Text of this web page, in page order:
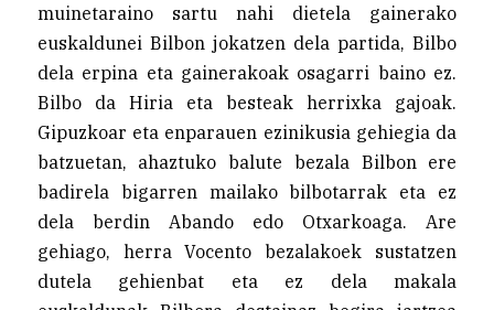
muinetaraino sartu nahi dietela gainerako
euskaldunei Bilbon jokatzen dela partida, Bilbo
dela erpina eta gainerakoak osagarri baino ez.
Bilbo da Hiria eta besteak herrixka gajoak.
Gipuzkoar eta enparauen ezinikusia gehiegia da
batzuetan, ahaztuko balute bezala Bilbon ere
badirela bigarren mailako bilbotarrak eta ez
dela berdin Abando edo Otxarkoaga. Are
gehiago, herra Vocento bezalakoek sustatzen
dutela gehienbat eta ez dela makala